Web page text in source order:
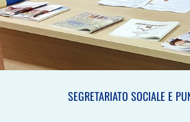
SEGRETARIATO SOCIALE E